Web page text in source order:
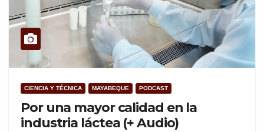
CIENCIA Y TÉCNICA MAYABEQUE PODCAST
Por una mayor calidad en la
industria láctea (+ Audio)